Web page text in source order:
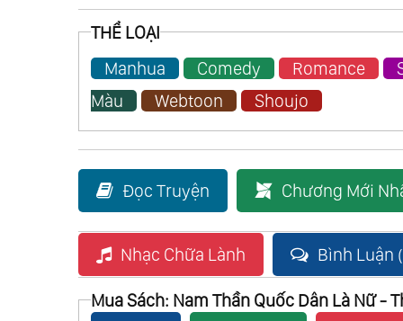
THỂ LOẠI
Manhua
Comedy Romance
Màu
Webtoon Shoujo
Đọc Truyện Chương Mới
Nhạc Chữa Lành Bình Luận
Mua Sách: Nam Thần Quốc Dân Là Nữ -